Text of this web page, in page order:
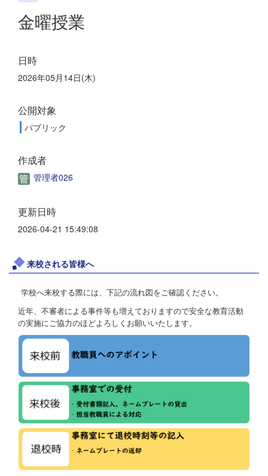
金曜授業
日時
2026年05月14日(木)
公開対象
パブリック
作成者
管理者026
更新日時
2026-04-21 15:49:08
来校される皆様へ
学校へ来校する際には、下記の流れ図をご確認ください。
近年、不審者による事件等も増えておりますので安全な教育活動
の実施にご協力のほどよろしくお願いいたします。